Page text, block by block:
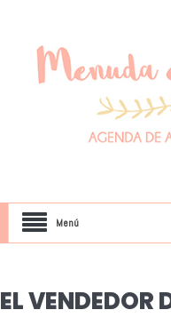
Menú
EL VENDEDOR